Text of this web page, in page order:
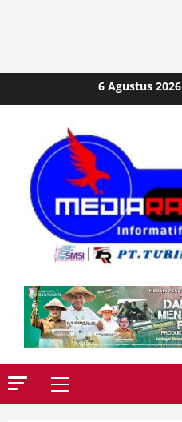
to
6 Agustus 2026
Primary